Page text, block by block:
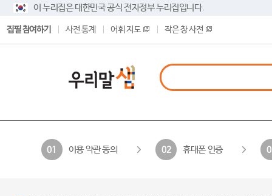
이 누리집은 대한민국 공식 전자정부 누리집입니다.
집필 참여하기 사전 통계 어휘 지도 작은 창 사전
01 이용 약관 동의 02 휴대폰 인증